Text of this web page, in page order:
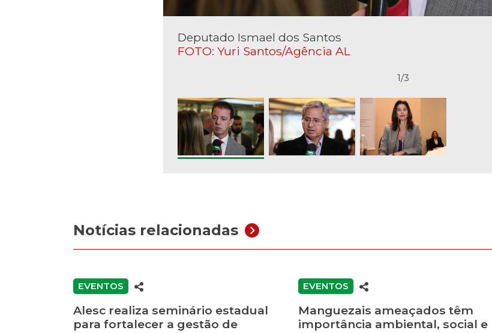
Deputado Ismael dos Santos
FOTO: Yuri Santos/Agência AL
1/3
Notícias relacionadas
EVENTOS
Alesc realiza seminário estadual
para fortalecer a gestão de
EVENTOS
Manguezais ameaçados têm
importância ambiental, social e